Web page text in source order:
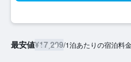
最安値¥17,209/1泊あたりの宿泊料